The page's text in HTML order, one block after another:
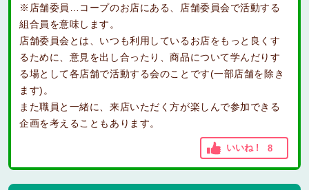
※店舗委員…コープのお店にある、店舗委員会で活動する
組合員を意味します。
店舗委員会とは、いつも利用しているお店をもっと良くす
るために、意見を出し合ったり、商品について学んだりす
る場として各店舗で活動する会のことです(一部店舗を除き
ます)。
また職員と一緒に、来店いただく方が楽しんで参加できる
企画を考えることもあります。
いいね ! 8